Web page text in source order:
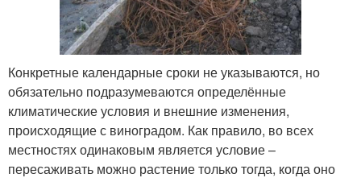
Конкретные календарные сроки не указываются, но
обязательно подразумеваются определённые
климатические условия и внешние изменения,
происходящие с виноградом. Как правило, во всех
местностях одинаковым является условие –
пересаживать можно растение только тогда, когда оно